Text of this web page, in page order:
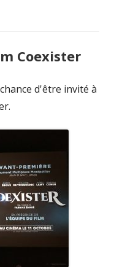
Coexister
d'être invité à